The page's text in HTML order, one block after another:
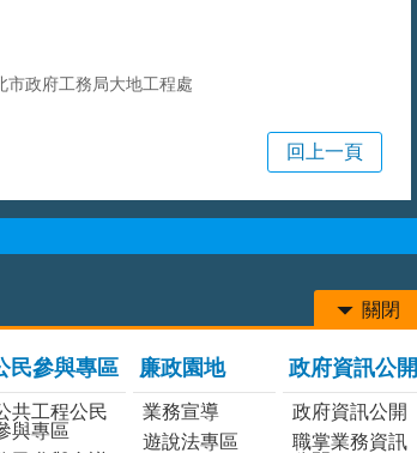
市政府工務局大地工程處
回上一頁
關閉
民參與專區
共工程公民
與專區
廉政園地
業務宣導
遊說法專區
政府資訊公開
政府資訊公開
職掌業務資訊